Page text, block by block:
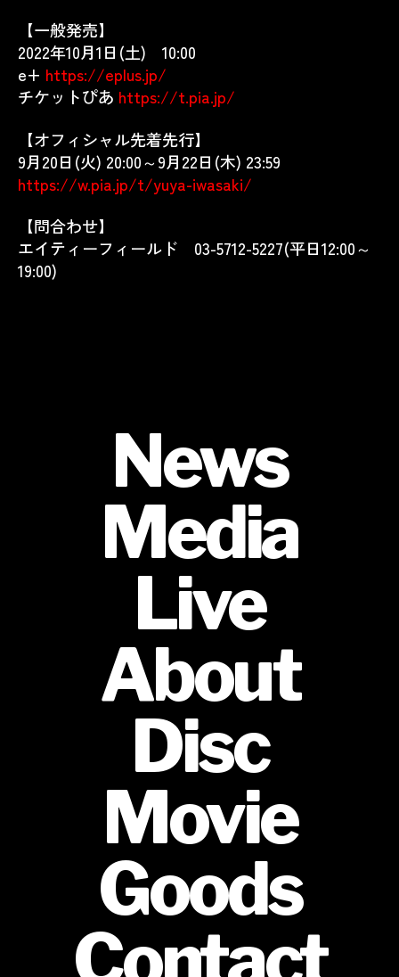
【一般発売】
2022年10月1日(土) 10:00
e+ https://eplus.jp/
チケットぴあ https://t.pia.jp/
【オフィシャル先着先行】
9月20日(火) 20:00～9月22日(木) 23:59
https://w.pia.jp/t/yuya-iwasaki/
【問合わせ】
エイティーフィールド 03-5712-5227(平日12:00～
19:00)
News
Media
Live
About
Disc
Movie
Goods